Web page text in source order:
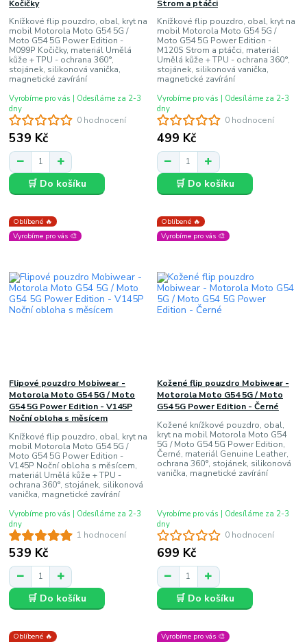
0 hodnocení
Kočičky
Knížkové flip pouzdro, obal, kryt na
mobil Motorola Moto G54 5G /
Moto G54 5G Power Edition -
M099P Kočičky, materiál Umělá
kůže + TPU - ochrana 360°,
stojánek, silikonová vanička,
magnetické zavírání
539 Kč
Vyrobíme pro vás | Odesíláme za 2-3
dny
🛒 Do košíku
0 hodnocení
Strom a ptáčci
Knížkové flip pouzdro, obal, kryt na
mobil Motorola Moto G54 5G /
Moto G54 5G Power Edition -
M120S Strom a ptáčci, materiál
Umělá kůže + TPU - ochrana 360°,
stojánek, silikonová vanička,
magnetické zavírání
499 Kč
Vyrobíme pro vás | Odesíláme za 2-3
dny
🛒 Do košíku
Oblíbené 🔥
Vyrobíme pro vás 🎨
1 hodnocení
Flipové pouzdro Mobiwear -
Motorola Moto G54 5G / Moto
G54 5G Power Edition - V145P
Noční obloha s měsícem
Knížkové flip pouzdro, obal, kryt na
mobil Motorola Moto G54 5G /
Moto G54 5G Power Edition -
V145P Noční obloha s měsícem,
materiál Umělá kůže + TPU -
ochrana 360°, stojánek, silikonová
vanička, magnetické zavírání
539 Kč
Vyrobíme pro vás | Odesíláme za 2-3
dny
🛒 Do košíku
Oblíbené 🔥
Vyrobíme pro vás 🎨
0 hodnocení
Kožené flip pouzdro Mobiwear -
Motorola Moto G54 5G / Moto
G54 5G Power Edition - Černé
Kožené knížkové pouzdro, obal,
kryt na mobil Motorola Moto G54
5G / Moto G54 5G Power Edition,
Černé, materiál Genuine Leather,
ochrana 360°, stojánek, silikonová
vanička, magnetické zavírání
699 Kč
Vyrobíme pro vás | Odesíláme za 2-3
dny
🛒 Do košíku
Oblíbené 🔥
Vyrobíme pro vás 🎨